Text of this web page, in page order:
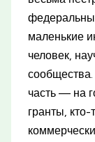
маленькие
человек,
часть — на
гранты,